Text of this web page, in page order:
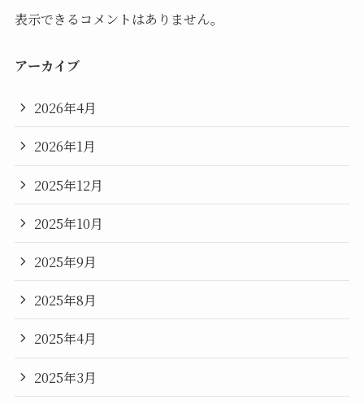
表示できるコメントはありません。
アーカイブ
2026年4月
2026年1月
2025年12月
2025年10月
2025年9月
2025年8月
2025年4月
2025年3月